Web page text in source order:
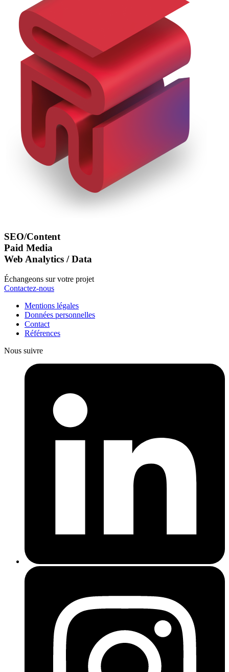
SEO/Content
Paid Media
Web Analytics / Data
Échangeons sur votre projet
Contactez-nous
Mentions légales
Données personnelles
Contact
Références
Nous suivre